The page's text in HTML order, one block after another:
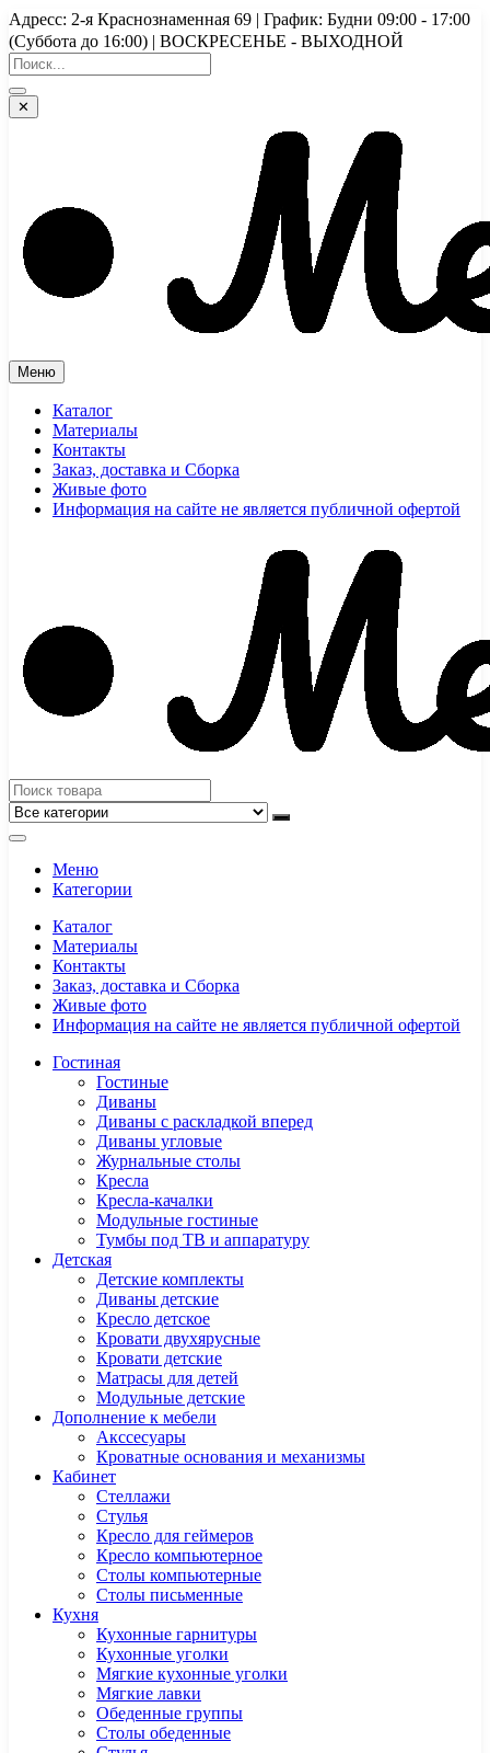
Перейти
к
содержимому
Адресс: 2-я Краснознаменная 69 | График: Будни 09:00 - 17:00
(Суббота до 16:00) | ВОСКРЕСЕНЬЕ - ВЫХОДНОЙ
✕
Меню
Каталог
Материалы
Контакты
Заказ, доставка и Сборка
Живые фото
Информация на сайте не является публичной офертой
Меню
Категории
Каталог
Материалы
Контакты
Заказ, доставка и Сборка
Живые фото
Информация на сайте не является публичной офертой
Гостиная
Гостиные
Диваны
Диваны с раскладкой вперед
Диваны угловые
Журнальные столы
Кресла
Кресла-качалки
Модульные гостиные
Тумбы под ТВ и аппаратуру
Детская
Детские комплекты
Диваны детские
Кресло детское
Кровати двухярусные
Кровати детские
Матрасы для детей
Модульные детские
Дополнение к мебели
Акссесуары
Кроватные основания и механизмы
Кабинет
Cтеллажи
Cтулья
Кресло для геймеров
Кресло компьютерное
Столы компьютерные
Столы письменные
Кухня
Кухонные гарнитуры
Кухонные уголки
Мягкие кухонные уголки
Мягкие лавки
Обеденные группы
Столы обеденные